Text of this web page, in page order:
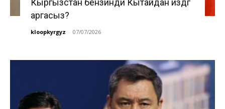
аргасыз?
kloopkyrgyz - 07/07/2026